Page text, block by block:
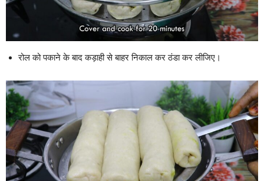
रोल को पकाने के बाद कड़ाही से बाहर निकाल कर ठंडा कर लीजिए।